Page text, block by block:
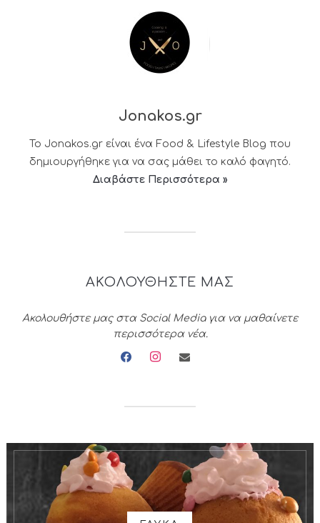
Jonakos.gr
Το Jonakos.gr είναι ένα Food & Lifestyle Blog που
δημιουργήθηκε για να σας μάθει το καλό φαγητό.
Διαβάστε Περισσότερα »
ΑΚΟΛΟΥΘΗΣΤΕ ΜΑΣ
Ακολουθήστε μας στα Social Media για να μαθαίνετε
περισσότερα νέα.
facebookinstagramenvelope